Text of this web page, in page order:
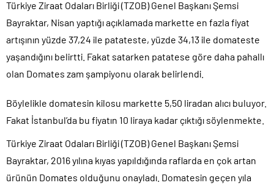
Türkiye Ziraat Odaları Birliği (TZOB) Genel Başkanı Şemsi
Bayraktar, Nisan yaptığı açıklamada markette en fazla fiyat
artışının yüzde 37,24 ile patateste, yüzde 34,13 ile domateste
yaşandığını belirtti. Fakat satarken patatese göre daha pahallı
olan Domates zam şampiyonu olarak belirlendi.
Böylelikle domatesin kilosu markette 5,50 liradan alıcı buluyor.
Fakat İstanbul’da bu fiyatın 10 liraya kadar çıktığı söylenmekte.
Türkiye Ziraat Odaları Birliği (TZOB) Genel Başkanı Şemsi
Bayraktar, 2016 yılına kıyas yapıldığında raflarda en çok artan
ürünün Domates olduğunu onayladı. Domatesin geçen yıla